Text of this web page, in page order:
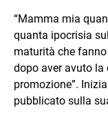
“Mamma mia
quanta ipocrisia
maturità che
dopo aver avuto la
promozione”.
pubblicato sulla